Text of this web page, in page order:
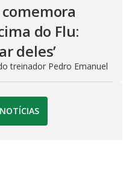
do Flu:
deles’
treinador Pedro Emanuel